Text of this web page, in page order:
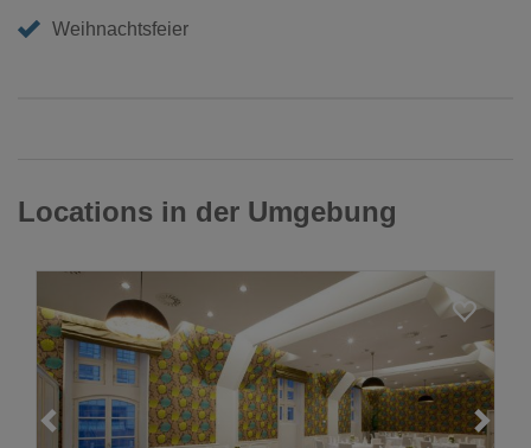
Weihnachtsfeier
Locations in der Umgebung
Loading...